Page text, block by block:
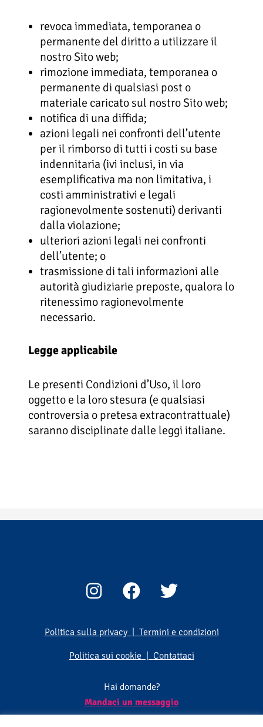
revoca immediata, temporanea o
permanente del diritto a utilizzare il
nostro Sito web;
rimozione immediata, temporanea o
permanente di qualsiasi post o
materiale caricato sul nostro Sito web;
notifica di una diffida;
azioni legali nei confronti dell’utente
per il rimborso di tutti i costi su base
indennitaria (ivi inclusi, in via
esemplificativa ma non limitativa, i
costi amministrativi e legali
ragionevolmente sostenuti) derivanti
dalla violazione;
ulteriori azioni legali nei confronti
dell’utente; o
trasmissione di tali informazioni alle
autorità giudiziarie preposte, qualora lo
ritenessimo ragionevolmente
necessario.
Legge applicabile
Le presenti Condizioni d’Uso, il loro
oggetto e la loro stesura (e qualsiasi
controversia o pretesa extracontrattuale)
saranno disciplinate dalle leggi italiane.
I
n
t
a
a
F
a
e
b
o
k
T
w
t
t
Politica sulla privacy| Termini e condizioni
Politica sui cookie| Contattaci
Hai domande?
Mandaci un messaggio